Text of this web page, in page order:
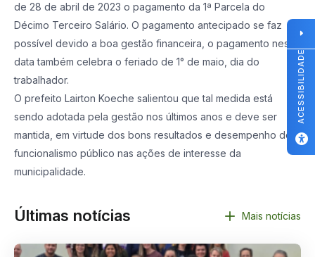
de 28 de abril de 2023 o pagamento da 1ª Parcela do
Décimo Terceiro Salário. O pagamento antecipado se faz
possível devido a boa gestão financeira, o pagamento nesta
data também celebra o feriado de 1° de maio, dia do
trabalhador.
O prefeito Lairton Koeche salientou que tal medida está
sendo adotada pela gestão nos últimos anos e deve ser
mantida, em virtude dos bons resultados e desempenho do
funcionalismo público nas ações de interesse da
municipalidade.
Últimas notícias Mais notícias
ACESSIBILIDADE